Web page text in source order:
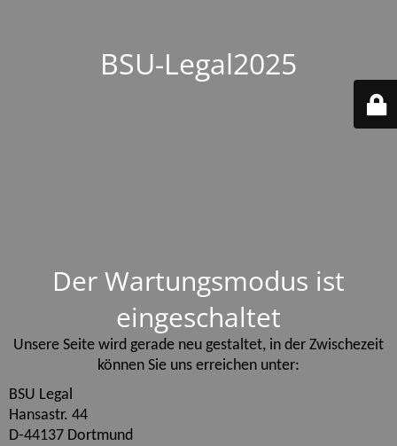
BSU-Legal2025
Der Wartungsmodus ist
eingeschaltet
Unsere Seite wird gerade neu gestaltet, in der Zwischezeit
können Sie uns erreichen unter:
BSU Legal
Hansastr. 44
D-44137 Dortmund